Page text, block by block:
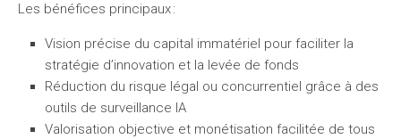
Les bénéfices principaux :
Vision précise du capital immatériel pour faciliter la
stratégie d’innovation et la levée de fonds
Réduction du risque légal ou concurrentiel grâce à des
outils de surveillance IA
Valorisation objective et monétisation facilitée de tous